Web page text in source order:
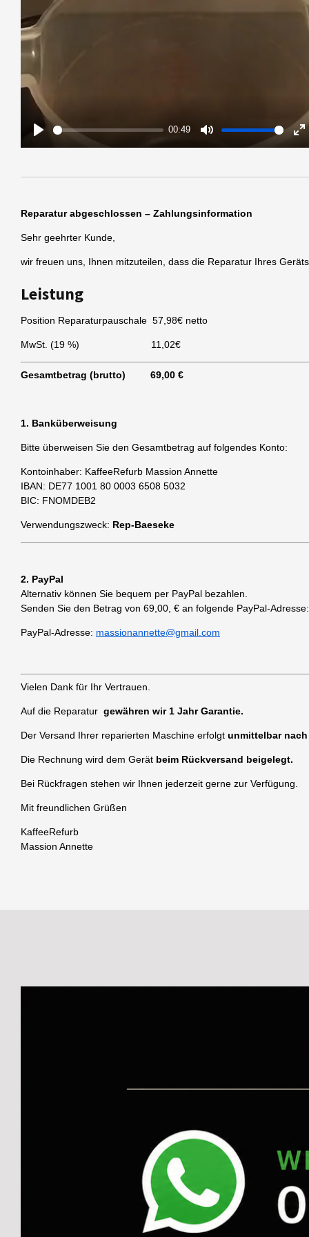
a
00:49
t
t
n
Reparatur abgeschlossen – Zahlungsinformation
Sehr geehrter Kunde,
wir freuen uns, Ihnen mitzuteilen, dass die Reparatur Ihres
Leistung
Position Reparaturpauschale 57,98€ netto
MwSt. (19 %) 11,02€
Gesamtbetrag (brutto) 69,00 €
1. Banküberweisung
Bitte überweisen Sie den Gesamtbetrag auf folgendes Konto:
Kontoinhaber: KaffeeRefurb Massion Annette
IBAN: DE77 1001 80 0003 6508 5032
BIC: FNOMDEB2
Verwendungszweck: Rep-Baeseke
2. PayPal
Alternativ können Sie bequem per PayPal bezahlen.
Senden Sie den Betrag von 69,00, € an folgende PayPal-Adresse:
PayPal-Adresse: massionannette@gmail.com
Vielen Dank für Ihr Vertrauen.
Auf die Reparatur gewähren wir 1 Jahr Garantie.
Der Versand Ihrer reparierten Maschine erfolgt unmittelbar
Die Rechnung wird dem Gerät beim Rückversand beigelegt.
Bei Rückfragen stehen wir Ihnen jederzeit gerne zur Verfügung.
Mit freundlichen Grüßen
KaffeeRefurb
Massion Annette